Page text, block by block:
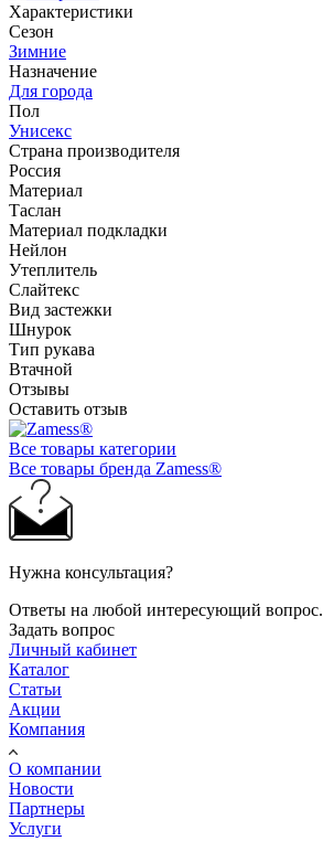
Характеристики
Сезон
Зимние
Назначение
Для города
Пол
Унисекс
Страна производителя
Россия
Материал
Таслан
Материал подкладки
Нейлон
Утеплитель
Слайтекс
Вид застежки
Шнурок
Тип рукава
Втачной
Отзывы
Оставить отзыв
Все товары категории
Все товары бренда Zamess®
Нужна консультация?
Ответы на любой интересующий вопрос.
Задать вопрос
Личный кабинет
Каталог
Статьи
Акции
Компания
О компании
Новости
Партнеры
Услуги